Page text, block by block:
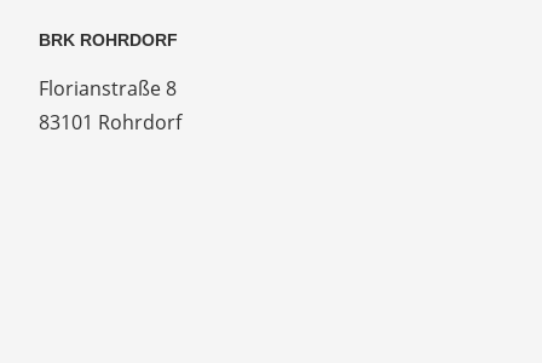
BRK ROHRDORF
Florianstraße 8
83101 Rohrdorf